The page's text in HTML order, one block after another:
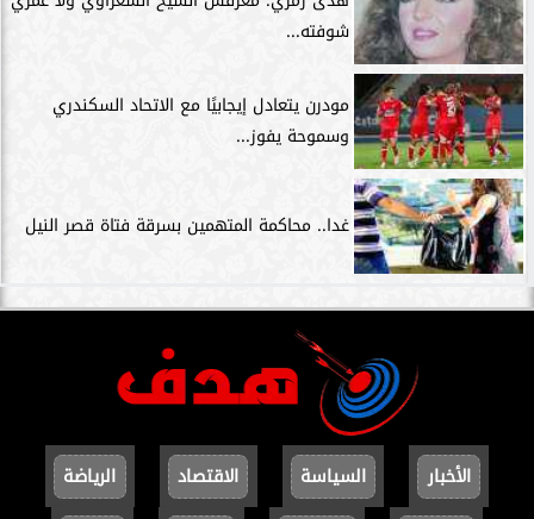
شوفته...
مودرن يتعادل إيجابيًا مع الاتحاد السكندري
وسموحة يفوز...
غدا.. محاكمة المتهمين بسرقة فتاة قصر النيل
الأخبار السياسة الاقتصاد
الرياضة